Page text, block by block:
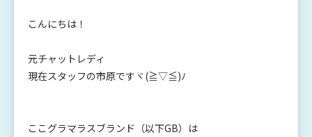
こんにちは！
元チャットレディ
現在スタッフの市原ですヾ(≧▽≦)ﾉ
ここグラマラスブランド（以下GB）は